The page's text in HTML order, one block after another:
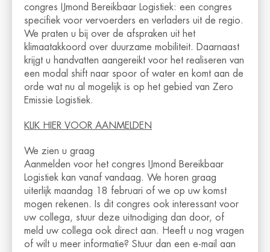
congres IJmond Bereikbaar Logistiek: een congres
specifiek voor vervoerders en verladers uit de regio.
We praten u bij over de afspraken uit het
klimaatakkoord over duurzame mobiliteit. Daarnaast
krijgt u handvatten aangereikt voor het realiseren van
een modal shift naar spoor of water en komt aan de
orde wat nu al mogelijk is op het gebied van Zero
Emissie Logistiek.
KLIK HIER VOOR AANMELDEN
We zien u graag
Aanmelden voor het congres IJmond Bereikbaar
Logistiek kan vanaf vandaag. We horen graag
uiterlijk maandag 18 februari of we op uw komst
mogen rekenen. Is dit congres ook interessant voor
uw collega, stuur deze uitnodiging dan door, of
meld uw collega ook direct aan. Heeft u nog vragen
of wilt u meer informatie? Stuur dan een e-mail aan